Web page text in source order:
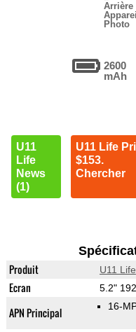
Arrière
Appareil
Photo
2600
mAh
U11
Life
News
(1)
U11 Life
$153.
Chercher
Produit U11 Life
Ecran 5.2"
APN Principal 16-